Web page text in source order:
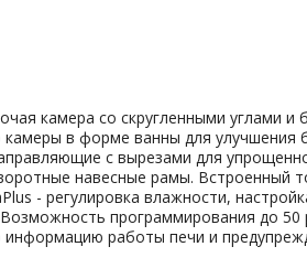
камера со скругленными углами и
в форме ванны для улучшения
с вырезами для
навесные рамы. Встроенный
- регулировка влажности,
программирования до 50
работы печи и